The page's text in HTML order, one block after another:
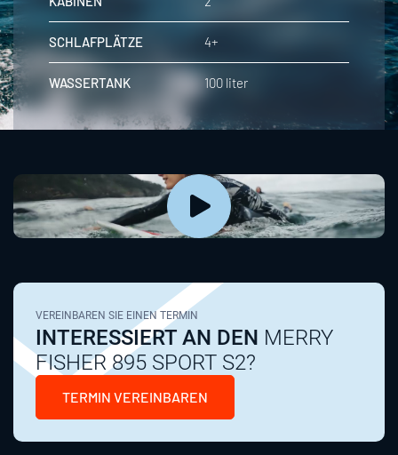
SCHLAFPLÄTZE 4+
WASSERTANK 100 liter
VEREINBAREN SIE EINEN TERMIN
INTERESSIERT AN DEN MERRY
FISHER 895 SPORT S2?
TERMIN VEREINBAREN